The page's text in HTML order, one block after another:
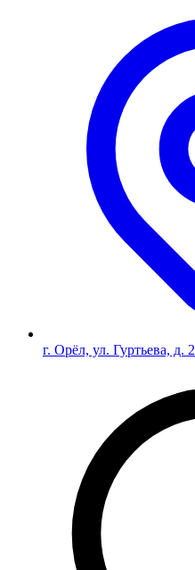
г. Орёл, ул. Гуртьева, д. 2